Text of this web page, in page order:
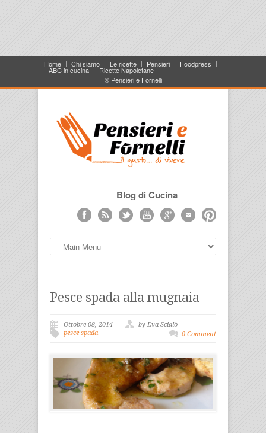
Home Chi siamo Le ricette Pensieri Foodpress
ABC in cucina
Ricette Napoletane
® Pensieri e Fornelli
Blog di Cucina
Pesce spada alla mugnaia
Ottobre 08, 2014
by Eva Scialò
pesce spada
0 Comment